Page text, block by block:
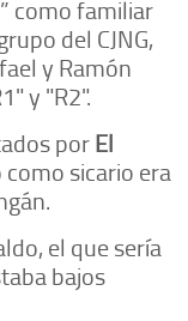
como familiar
del CJNG,
y Ramón
y "R2".
porEl
sicario era
el que sería
bajos